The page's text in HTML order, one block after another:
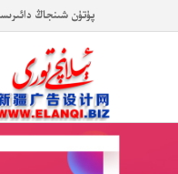
پۈتۈن شىنجاڭ دائىرىسىدە ئېلان